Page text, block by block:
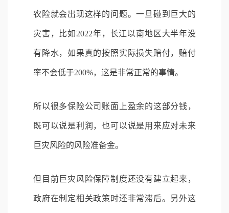
农险就会出现这样的问题。一旦碰到巨大的
灾害，比如2022年，长江以南地区大半年没
有降水，如果真的按照实际损失赔付，赔付
率不会低于200%，这是非常正常的事情。
所以很多保险公司账面上盈余的这部分钱，
既可以说是利润，也可以说是用来应对未来
巨灾风险的风险准备金。
但目前巨灾风险保障制度还没有建立起来，
政府在制定相关政策时还非常滞后。另外这